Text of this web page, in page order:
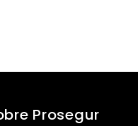
Prosegur